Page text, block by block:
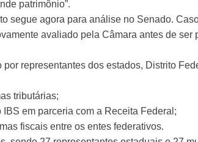
patrimônio”.
segue agora para análise no Senado.
avaliado pela Câmara antes de ser
representantes dos estados, Distrito
tributárias;
em parceria com a Receita Federal;
fiscais entre os entes federativos.